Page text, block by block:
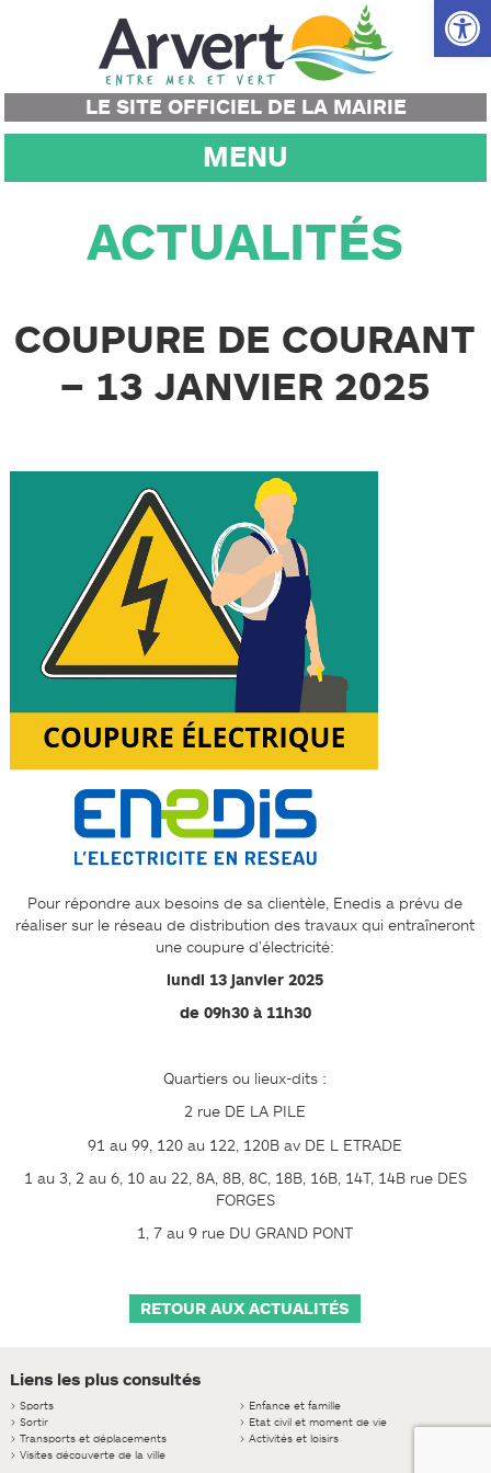
Ouvrir
LE SITE OFFICIEL DE LA MAIRIE
MENU
ACTUALITÉS
COUPURE DE COURANT
– 13 JANVIER 2025
Pour répondre aux besoins de sa clientèle, Enedis a prévu de
réaliser sur le réseau de distribution des travaux qui entraîneront
une coupure d’électricité:
lundi 13 janvier 2025
de 09h30 à 11h30
Quartiers ou lieux-dits :
2 rue DE LA PILE
91 au 99, 120 au 122, 120B av DE L ETRADE
1 au 3, 2 au 6, 10 au 22, 8A, 8B, 8C, 18B, 16B, 14T, 14B rue DES
FORGES
1, 7 au 9 rue DU GRAND PONT
RETOUR AUX ACTUALITÉS
Liens les plus consultés
> Sports > Enfance et famille
> Sortir > Etat civil et moment de vie
> Transports et déplacements >Activités et loisirs
> Visites découverte de la ville